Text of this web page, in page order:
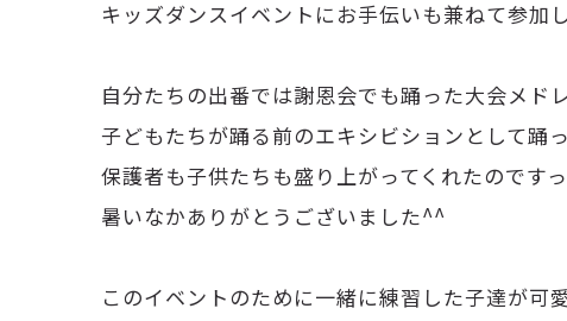
キッズダンスイベントにお手伝いも兼ねて参加
自分たちの出番では謝恩会でも踊った大会メド
子どもたちが踊る前のエキシビションとして踊
保護者も子供たちも盛り上がってくれたのです
暑いなかありがとうございました^^
このイベントのために一緒に練習した子達が